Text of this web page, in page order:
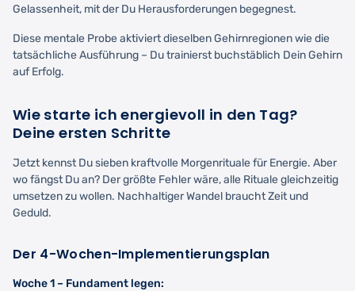
Gelassenheit, mit der Du Herausforderungen begegnest.
Diese mentale Probe aktiviert dieselben Gehirnregionen wie die
tatsächliche Ausführung – Du trainierst buchstäblich Dein Gehirn
auf Erfolg.
Wie starte ich energievoll in den Tag?
Deine ersten Schritte
Jetzt kennst Du sieben kraftvolle Morgenrituale für Energie. Aber
wo fängst Du an? Der größte Fehler wäre, alle Rituale gleichzeitig
umsetzen zu wollen. Nachhaltiger Wandel braucht Zeit und
Geduld.
Der 4-Wochen-Implementierungsplan
Woche 1 – Fundament legen: